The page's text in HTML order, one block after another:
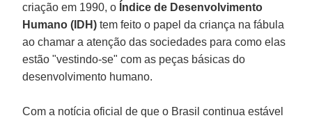
criação em 1990, o Índice de Desenvolvimento
Humano (IDH) tem feito o papel da criança na fábula
ao chamar a atenção das sociedades para como elas
estão "vestindo-se" com as peças básicas do
desenvolvimento humano.
Com a notícia oficial de que o Brasil continua estável